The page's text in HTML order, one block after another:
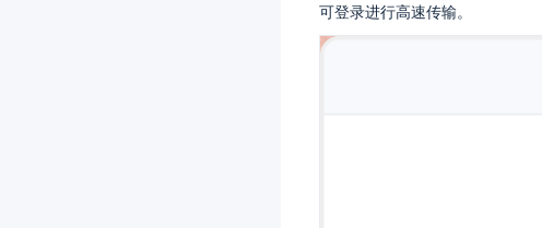
可登录进行高速传输。